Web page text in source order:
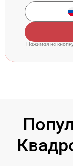
Нажимая на